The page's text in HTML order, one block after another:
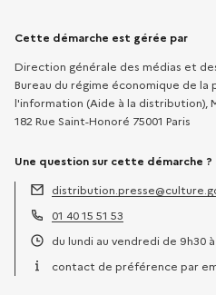
Informations
Cette démarche est gérée par
Direction générale des médias et
Bureau du régime économique de
l'information (Aide à la distribution),
182 Rue Saint-Honoré 75001 Paris
Une question sur cette démarche ?
Adresse électronique :
Téléphone :
01 40 15 51 53
Horaires :
du lundi au vendredi de 9h30 à
contact de préférence par